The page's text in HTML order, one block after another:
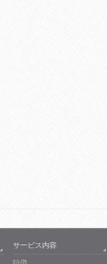
サービス内容
特徴